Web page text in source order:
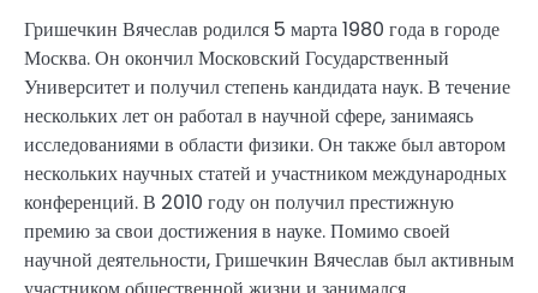
Гришечкин Вячеслав родился 5 марта 1980 года в городе
Москва. Он окончил Московский Государственный
Университет и получил степень кандидата наук. В течение
нескольких лет он работал в научной сфере, занимаясь
исследованиями в области физики. Он также был автором
нескольких научных статей и участником международных
конференций. В 2010 году он получил престижную
премию за свои достижения в науке. Помимо своей
научной деятельности, Гришечкин Вячеслав был активным